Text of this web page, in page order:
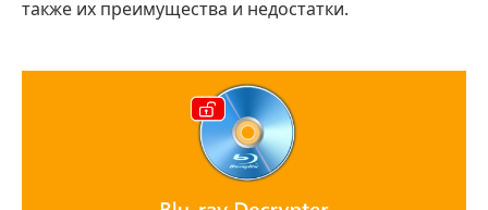
также их преимущества и недостатки.